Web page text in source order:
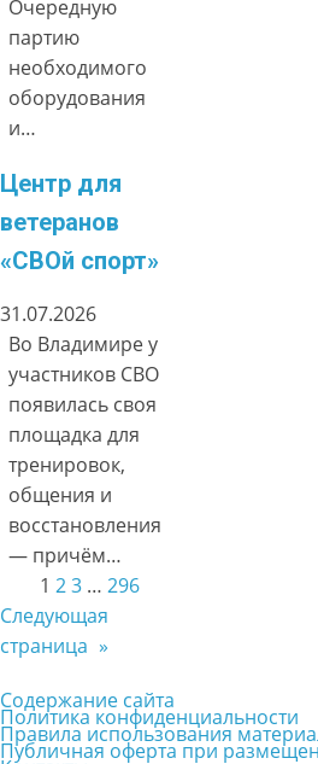
Очередную
партию
необходимого
оборудования
и…
Центр для
ветеранов
«СВОй спорт»
31.07.2026
Во Владимире у
участников СВО
появилась своя
площадка для
тренировок,
общения и
восстановления
— причём…
1 23 … 296
Следующая
страница »
Содержание сайта
Политика конфиденциальности
Правила использования
Публичная оферта при